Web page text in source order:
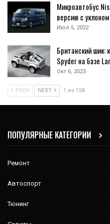
Микроавтобус
версию с
Июл 5, 2022
Британский шик:
Spyder на базе
Окт 6, 2023
PREV NEXT 1 из 158
ПОПУЛЯРНЫЕ КАТЕГОРИИ
Ремонт
Автоспорт
Тюнинг